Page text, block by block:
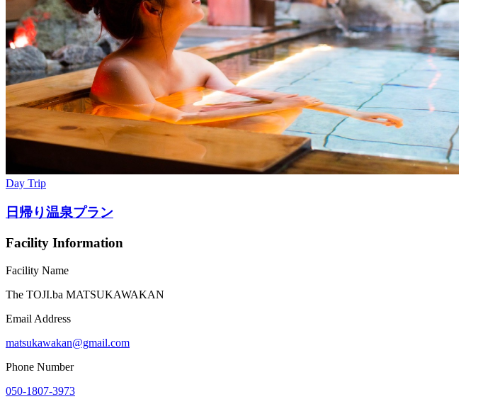
Day Trip
日帰り温泉プラン
Facility Information
Facility Name
The TOJI.ba MATSUKAWAKAN
Email Address
matsukawakan@gmail.com
Phone Number
050-1807-3973